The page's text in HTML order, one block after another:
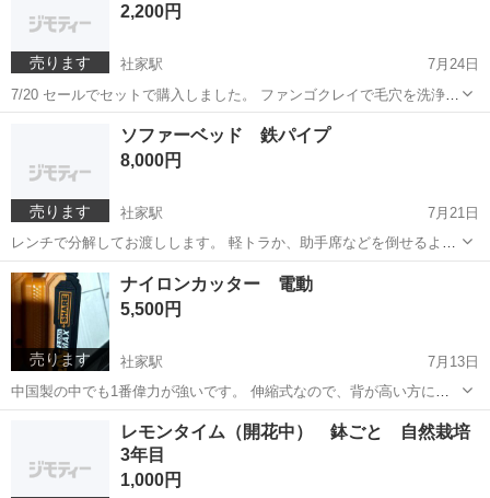
売ります
2,200円
社家駅
7月24日
7/20 セールでセットで購入しました。 ファンゴクレイで毛穴を洗浄す
る ヘッドスパタイプで トリートメントと一体型なので、銭湯に行く時
などオススメです。 ユニセックスタイプのとてもよい香りなのと、ス
ースーする感じが少...
ヘアケア プレディア
売ります
ソファーベッド 鉄パイプ
8,000円
社家駅
7月21日
レンチで分解してお渡しします。 軽トラか、助手席などを倒せるよう
に来て頂きたいです。 コの字型階段3階なので、胴体の長い物は2分割
できないので、畳1枚分のようなイメージです。それだけは一緒に運搬
して頂きたく。 コイルマット...
神奈川 厚木市 社家駅 ベッド 鉄パイプ
売ります
ナイロンカッター 電動
5,500円
社家駅
7月13日
中国製の中でも1番偉力が強いです。 伸縮式なので、背が高い方にも
オススメです。 バッテリー1個（充電してお渡します） 充電器付き 動
作確認の為、近くの公園集合でも大丈夫です。 ナイロンコード付けた
ままお渡しします。
社家駅 その他 カッター
レモンタイム（開花中） 鉢ごと 自然栽培
3年目
1,000円